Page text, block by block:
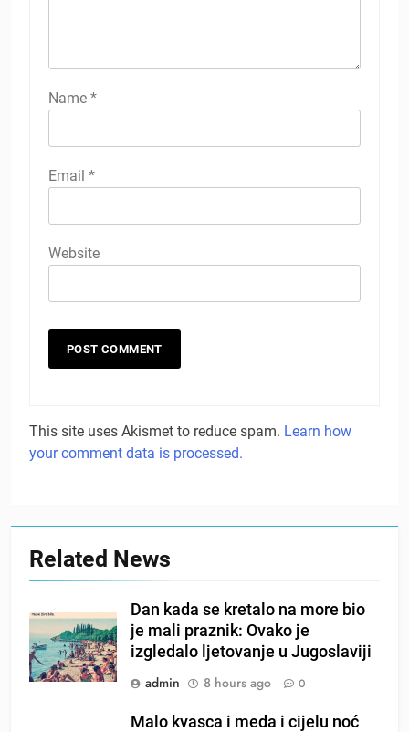
Name *
Email *
Website
This site uses Akismet to reduce spam. Learn how
your comment data is processed.
Related News
Dan kada se kretalo na more bio
je mali praznik: Ovako je
izgledalo ljetovanje u Jugoslaviji
admin
8 hours ago 0
Malo kvasca i meda i cijelu noć